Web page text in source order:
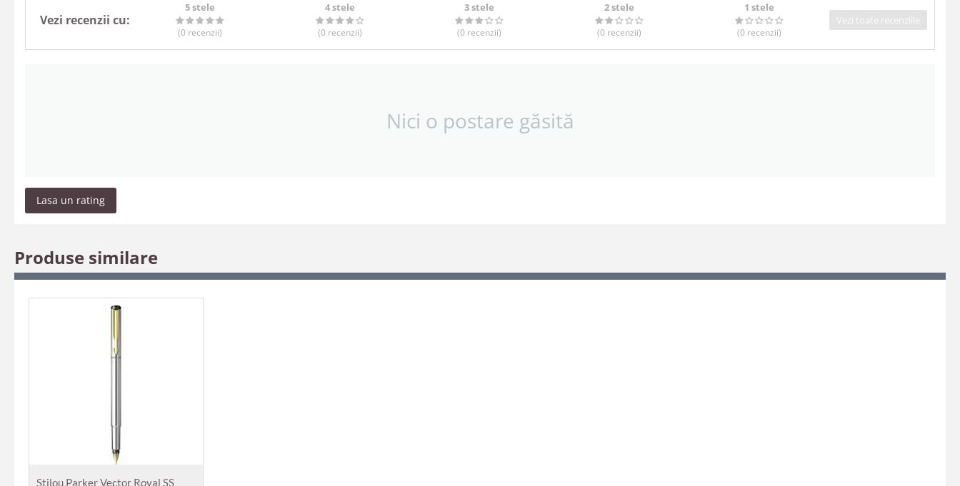
Vezi recenzii cu:
5 stele
(0 recenzii)
4 stele
(0 recenzii)
3 stele
(0 recenzii)
2 stele
(0 recenzii)
1 stele
(0 recenzii)
Vezi toate recenziile
Nici o postare găsită
Lasa un rating
Produse similare
Stilou Parker Vector Royal SS